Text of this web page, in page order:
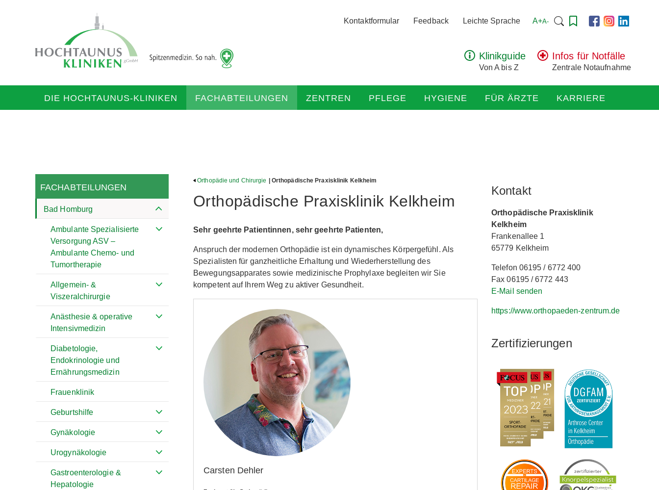
zur
Startseite
Kontaktformular Feedback Leichte Sprache A+A- Suchen
Klinikguide
Von A bis Z
Infos für Notfälle
Zentrale Notaufnahme
DIE HOCHTAUNUS-KLINIKEN FACHABTEILUNGEN ZENTREN PFLEGE HYGIENE FÜR ÄRZTE KARRIERE
FACHABTEILUNGEN
Bad Homburg
Ambulante Spezialisierte
Versorgung ASV –
Ambulante Chemo- und
Tumortherapie
Allgemein- &
Viszeralchirurgie
Anästhesie & operative
Intensivmedizin
Diabetologie,
Endokrinologie und
Ernährungsmedizin
Frauenklinik
Geburtshilfe
Gynäkologie
Urogynäkologie
Gastroenterologie &
Hepatologie
Orthopädie und Chirurgie | Orthopädische Praxisklinik Kelkheim
Orthopädische Praxisklinik Kelkheim
Sehr geehrte Patientinnen, sehr geehrte Patienten,
Anspruch der modernen Orthopädie ist ein dynamisches Körpergefühl. Als
Spezialisten für ganzheitliche Erhaltung und Wiederherstellung des
Bewegungsapparates sowie medizinische Prophylaxe begleiten wir Sie
kompetent auf Ihrem Weg zu aktiver Gesundheit.
Carsten Dehler
Kontakt
Orthopädische Praxisklinik
Kelkheim
Frankenallee 1
65779 Kelkheim
Telefon 06195 / 6772 400
Fax 06195 / 6772 443
E-Mail senden
https://www.orthopaeden-zentrum.de
Zertifizierungen